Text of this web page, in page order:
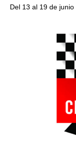
Del 13 al 19 de